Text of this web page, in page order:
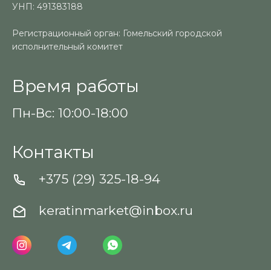
УНП: 491383188
Регистрационный орган: Гомельский городской
исполнительный комитет
Время работы
Пн-Вс: 10:00-18:00
Контакты
+375 (29) 325-18-94
keratinmarket@inbox.ru